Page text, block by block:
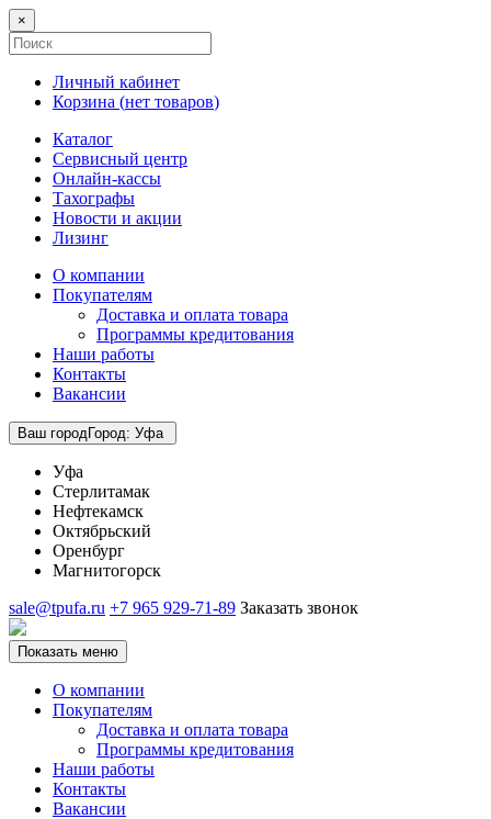
×
Личный кабинет
Корзина (нет товаров)
Каталог
Сервисный центр
Онлайн-кассы
Тахографы
Новости и акции
Лизинг
О компании
Покупателям
Доставка и оплата товара
Программы кредитования
Наши работы
Контакты
Вакансии
Ваш городГород: Уфа
Уфа
Стерлитамак
Нефтекамск
Октябрьский
Оренбург
Магнитогорск
sale@tpufa.ru +7 965 929-71-89 Заказать звонок
Показать меню
О компании
Покупателям
Доставка и оплата товара
Программы кредитования
Наши работы
Контакты
Вакансии